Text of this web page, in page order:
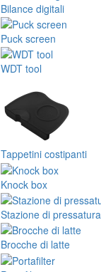
Bilance digitali
Puck screen
WDT tool
Tappetini costipanti
Knock box
Stazione di pressatura
Brocche di latte